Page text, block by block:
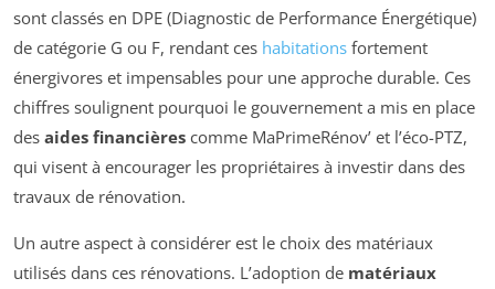
sont classés en DPE (Diagnostic de Performance Énergétique)
de catégorie G ou F, rendant ces habitations fortement
énergivores et impensables pour une approche durable. Ces
chiffres soulignent pourquoi le gouvernement a mis en place
des aides financières comme MaPrimeRénov’ et l’éco-PTZ,
qui visent à encourager les propriétaires à investir dans des
travaux de rénovation.
Un autre aspect à considérer est le choix des matériaux
utilisés dans ces rénovations. L’adoption de matériaux